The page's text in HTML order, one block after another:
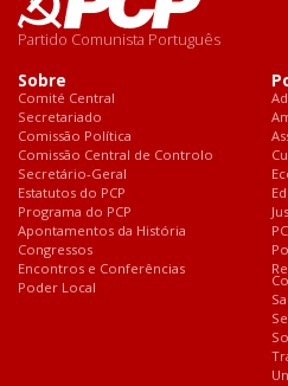
Partido Comunista Português
Sobre
Comité Central
Secretariado
Comissão Política
Comissão Central de Controlo
Secretário-Geral
Estatutos do PCP
Programa do PCP
Apontamentos da História
Congressos
Encontros e Conferências
Poder Local